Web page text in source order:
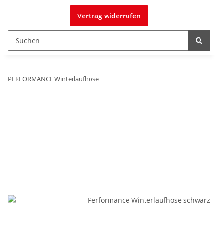
Vertrag widerrufen
PERFORMANCE Winterlaufhose